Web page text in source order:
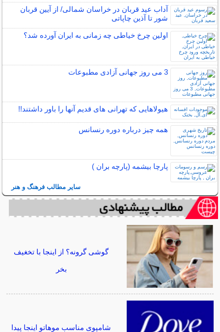
آداب عید قربان در خراسان شمالی/ از آیین قربان
شور تا آذین چاپاتی
اولین چرخ خیاطی چه زمانی به ایران آورده شد؟
3 می روز جهانی آزادی مطبوعات
هیولاهایی که تهرانی های قدیم آنها را باور داشتند!!
همه چیز درباره دوره رنسانس
پارچا بیشمه (پارچه بران )
سایر مطالب فرهنگ و هنر
گوشی گرونه؟ از اینجا با تخغیف
بخر
شامپوی مناسب موهاتو اینجا پیدا